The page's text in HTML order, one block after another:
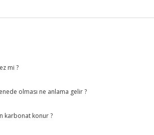
mi ?
olması ne anlama gelir ?
karbonat konur ?